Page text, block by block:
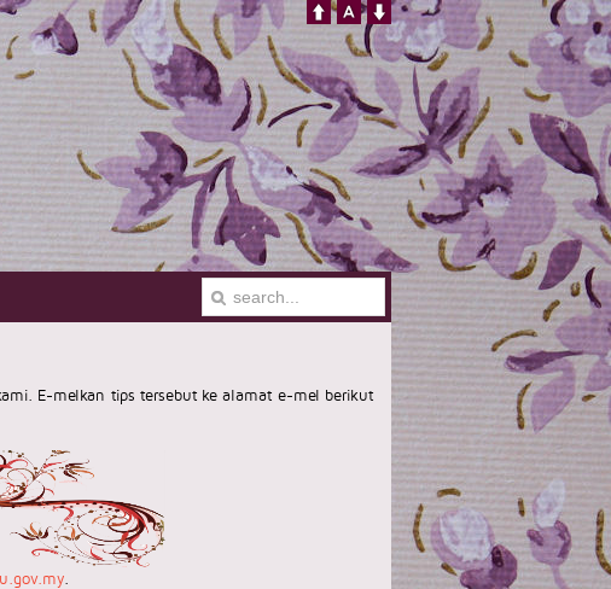
E-melkan tips tersebut ke alamat e-mel berikut
.